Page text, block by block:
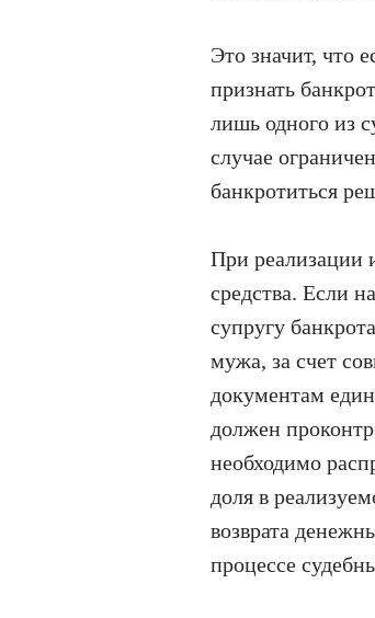
Это значит, что
признать
лишь одного из
случае
банкротиться
При реализации
средства. Если
супругу
мужа, за счет
документам
должен
необходимо
доля в
возврата
процессе